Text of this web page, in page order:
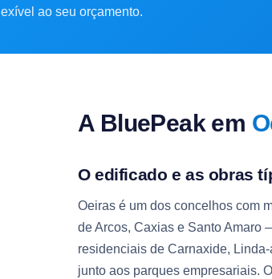
ao seu orçamento.
A BluePeak em
O edificado e as obras
Oeiras é um dos concelhos com
de Arcos, Caxias e Santo
residenciais de Carnaxide,
junto aos parques empresariais.